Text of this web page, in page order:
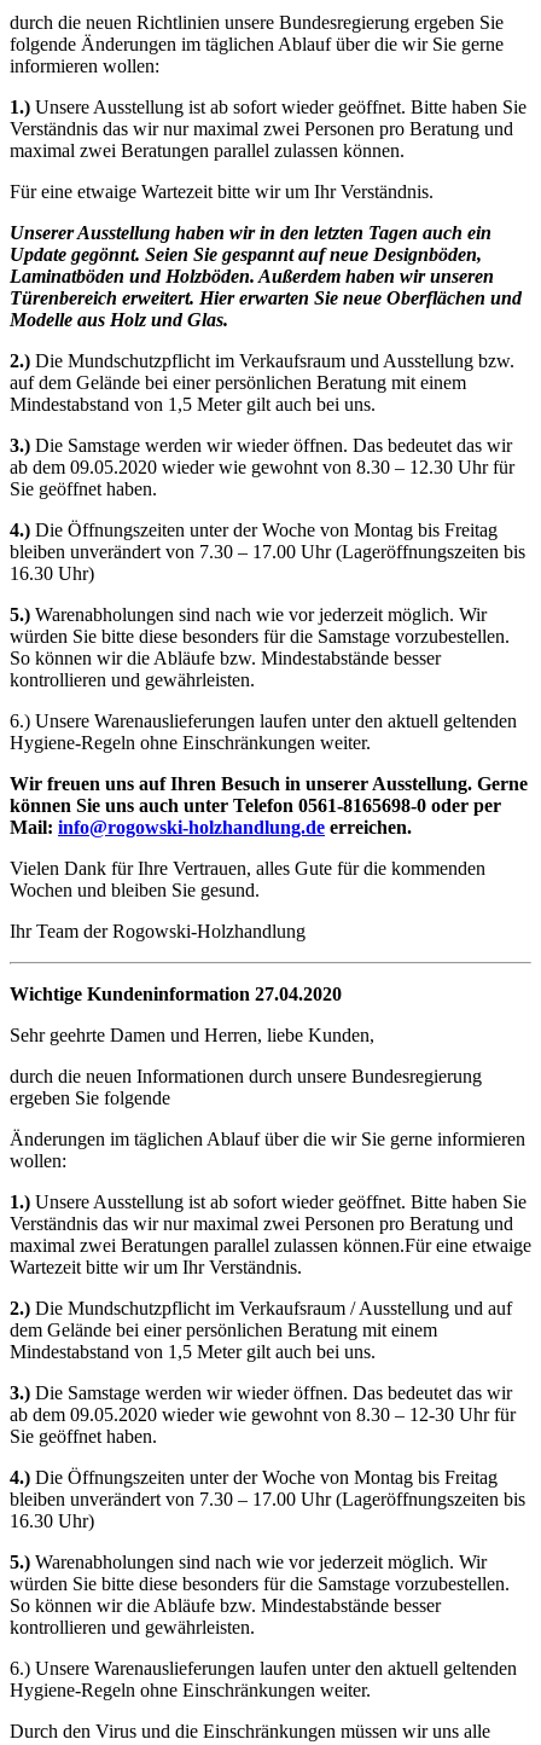
durch die neuen Richtlinien unsere Bundesregierung ergeben Sie
folgende Änderungen im täglichen Ablauf über die wir Sie gerne
informieren wollen:
1.) Unsere Ausstellung ist ab sofort wieder geöffnet. Bitte haben Sie
Verständnis das wir nur maximal zwei Personen pro Beratung und
maximal zwei Beratungen parallel zulassen können.
Für eine etwaige Wartezeit bitte wir um Ihr Verständnis.
Unserer Ausstellung haben wir in den letzten Tagen auch ein
Update gegönnt. Seien Sie gespannt auf neue Designböden,
Laminatböden und Holzböden. Außerdem haben wir unseren
Türenbereich erweitert. Hier erwarten Sie neue Oberflächen und
Modelle aus Holz und Glas.
2.) Die Mundschutzpflicht im Verkaufsraum und Ausstellung bzw.
auf dem Gelände bei einer persönlichen Beratung mit einem
Mindestabstand von 1,5 Meter gilt auch bei uns.
3.) Die Samstage werden wir wieder öffnen. Das bedeutet das wir
ab dem 09.05.2020 wieder wie gewohnt von 8.30 – 12.30 Uhr für
Sie geöffnet haben.
4.) Die Öffnungszeiten unter der Woche von Montag bis Freitag
bleiben unverändert von 7.30 – 17.00 Uhr (Lageröffnungszeiten bis
16.30 Uhr)
5.) Warenabholungen sind nach wie vor jederzeit möglich. Wir
würden Sie bitte diese besonders für die Samstage vorzubestellen.
So können wir die Abläufe bzw. Mindestabstände besser
kontrollieren und gewährleisten.
6.) Unsere Warenauslieferungen laufen unter den aktuell geltenden
Hygiene-Regeln ohne Einschränkungen weiter.
Wir freuen uns auf Ihren Besuch in unserer Ausstellung. Gerne
können Sie uns auch unter Telefon 0561-8165698-0 oder per
Mail: info@rogowski-holzhandlung.de erreichen.
Vielen Dank für Ihre Vertrauen, alles Gute für die kommenden
Wochen und bleiben Sie gesund.
Ihr Team der Rogowski-Holzhandlung
Wichtige Kundeninformation 27.04.2020
Sehr geehrte Damen und Herren, liebe Kunden,
durch die neuen Informationen durch unsere Bundesregierung
ergeben Sie folgende
Änderungen im täglichen Ablauf über die wir Sie gerne informieren
wollen:
1.) Unsere Ausstellung ist ab sofort wieder geöffnet. Bitte haben Sie
Verständnis das wir nur maximal zwei Personen pro Beratung und
maximal zwei Beratungen parallel zulassen können.Für eine etwaige
Wartezeit bitte wir um Ihr Verständnis.
2.) Die Mundschutzpflicht im Verkaufsraum / Ausstellung und auf
dem Gelände bei einer persönlichen Beratung mit einem
Mindestabstand von 1,5 Meter gilt auch bei uns.
3.) Die Samstage werden wir wieder öffnen. Das bedeutet das wir
ab dem 09.05.2020 wieder wie gewohnt von 8.30 – 12-30 Uhr für
Sie geöffnet haben.
4.) Die Öffnungszeiten unter der Woche von Montag bis Freitag
bleiben unverändert von 7.30 – 17.00 Uhr (Lageröffnungszeiten bis
16.30 Uhr)
5.) Warenabholungen sind nach wie vor jederzeit möglich. Wir
würden Sie bitte diese besonders für die Samstage vorzubestellen.
So können wir die Abläufe bzw. Mindestabstände besser
kontrollieren und gewährleisten.
6.) Unsere Warenauslieferungen laufen unter den aktuell geltenden
Hygiene-Regeln ohne Einschränkungen weiter.
Durch den Virus und die Einschränkungen müssen wir uns alle